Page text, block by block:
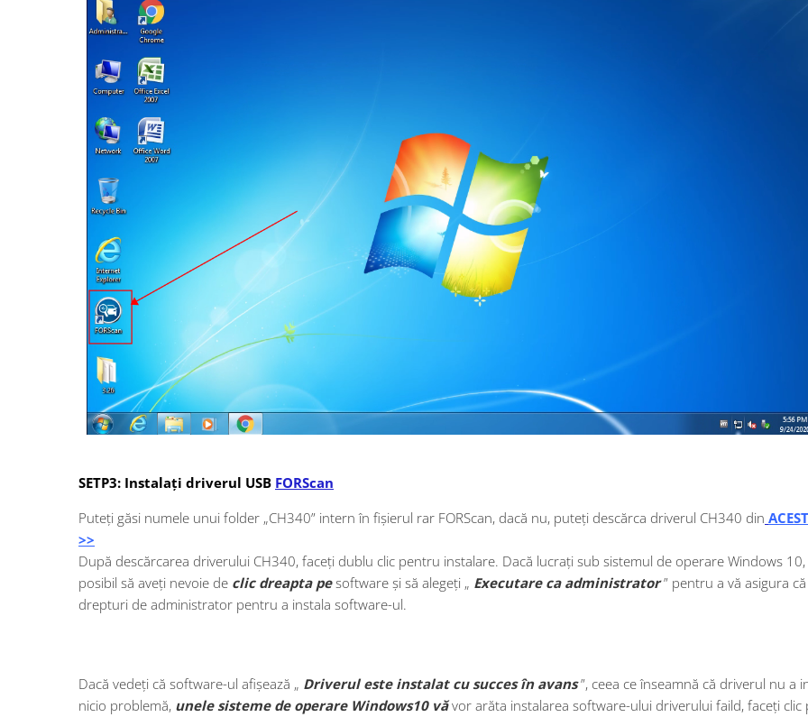
SETP3: Instalați driverul USB FORScan
Puteți găsi numele unui folder „CH340” intern în fișierul rar FORScan, dacă nu, puteți descărca driverul CH340 din
>>
După descărcarea driverului CH340, faceți dublu clic pentru instalare. Dacă lucrați sub sistemul de operare Windows
posibil să aveți nevoie de clic dreapta pesoftware și să alegeți „ Executare ca administrator” pentru a vă asigura
drepturi de administrator pentru a instala software-ul.
Dacă vedeți că software-ul afișează „ Driverul este instalat cu succes în avans”, ceea ce înseamnă că driverul nu a
nicio problemă, unele sisteme de operare Windows10 văvor arăta instalarea software-ului driverului faild, faceți clic